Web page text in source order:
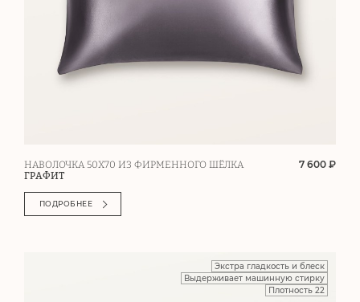
НАВОЛОЧКА 50Х70 ИЗ ФИРМЕННОГО ШЁЛКА
ГРАФИТ
7 600 ₽
ПОДРОБНЕЕ
Экстра гладкость и блеск
Выдерживает машинную стирку
Плотность 22